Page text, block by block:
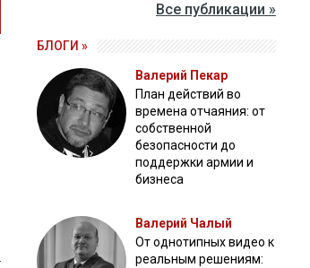
Все публикации »
БЛОГИ »
Валерий Пекар
План действий во
времена отчаяния: от
собственной
безопасности до
поддержки армии и
бизнеса
Валерий Чалый
От однотипных видео к
реальным решениям: